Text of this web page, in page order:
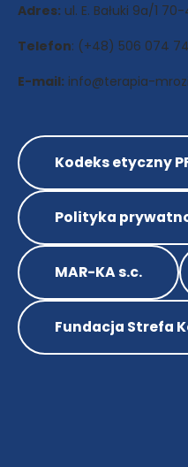
Adres: ul. E. Bałuki 9a/1
Telefon: (+48) 506 074
E-mail: info@terapia-
Kodeks etyczny
Polityka
MAR-KA s.c.
Fundacja Strefa